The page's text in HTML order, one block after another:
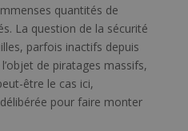
quantités de
La question de la sécurité
parfois inactifs depuis
de piratages massifs,
être le cas ici,
pour faire monter